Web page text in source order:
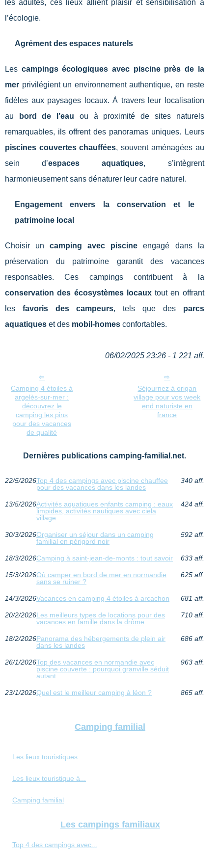
les adultes, ces lieux allient plaisir et sensibilisation à
l’écologie.
Agrément des espaces naturels
Les campings écologiques avec piscine près de la
mer privilégient un environnement authentique, en reste
fidèles aux paysages locaux. À travers leur localisation
au
bord de l’eau ou à proximité de sites naturels
remarquables, ils offrent des panoramas uniques. Leurs
piscines couvertes chauffées, souvent aménagées au
sein d’espaces aquatiques, s’intègrent
harmonieusement sans dénaturer leur cadre naturel.
Engagement envers la conservation et le
patrimoine local
Choisir uncamping avec piscine engagé dans la
préservation du patrimoine garantit des vacances
responsables. Ces campings contribuent à la
conservation des écosystèmes locauxtout en offrant
les favoris des campeurs, tels que des parcs
aquatiques et des mobil-homes confortables.
06/02/2025 23:26 - 1 221 aff.
Camping 4 étoiles à
argelès-sur-mer :
découvrez le
camping les pins
pour des vacances
de qualité
Séjournez à origan
village pour vos week
end naturiste en
france
Dernières publications camping-familial.net.
22/5/2026Top 4 des campings avec piscine chauffee
pour des vacances dans les landes
340 aff.
13/5/2026Activités aquatiques enfants camping : eaux
limpides, activités nautiques avec ciela
village
424 aff.
30/3/2026Organiser un séjour dans un camping
familial en périgord noir
592 aff.
18/3/2026Camping à saint-jean-de-monts : tout savoir 633 aff.
15/3/2026Où camper en bord de mer en normandie
sans se ruiner ?
625 aff.
14/3/2026Vacances en camping 4 étoiles à arcachon 681 aff.
20/2/2026Les meilleurs types de locations pour des
vacances en famille dans la drôme
710 aff.
18/2/2026Panorama des hébergements de plein air
dans les landes
686 aff.
26/1/2026Top des vacances en normandie avec
piscine couverte : pourquoi granville séduit
autant
963 aff.
23/1/2026Quel est le meilleur camping à léon ? 865 aff.
Camping familial
Les lieux touristiques...
Les lieux touristique à...
Camping familial
Les campings familiaux
Top 4 des campings avec...